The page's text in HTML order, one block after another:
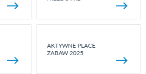
AKTYWNE PLACE
ZABAW 2025